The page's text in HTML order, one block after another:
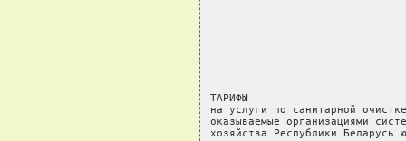
ТАРИФЫ
на услуги по санитарной
оказываемые организациями
хозяйства Республики Беларусь